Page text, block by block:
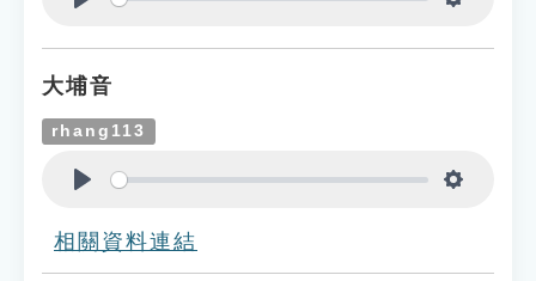
大埔音
rhang113
相關資料連結